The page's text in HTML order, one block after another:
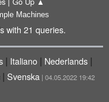
Machines
with 21 queries.
| Italiano | Nederlands |
| Svenska| 04.05.2022 19:42